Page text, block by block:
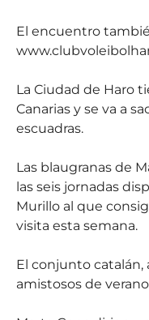
El encuentro
La Ciudad de Haro
Canarias y se va a
escuadras.
Las blaugranas de
las seis jornadas
Murillo al que
visita esta semana.
El conjunto catalán,
amistosos de